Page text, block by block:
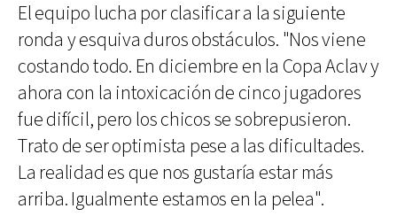
El equipo lucha por clasificar a la siguiente
ronda y esquiva duros obstáculos. "Nos viene
costando todo. En diciembre en la Copa Aclav y
ahora con la intoxicación de cinco jugadores
fue difícil, pero los chicos se sobrepusieron.
Trato de ser optimista pese a las dificultades.
La realidad es que nos gustaría estar más
arriba. Igualmente estamos en la pelea".